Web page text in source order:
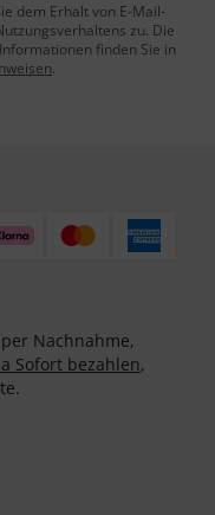
dem Erhalt von E-Mail-
zu. Die
finden Sie in
.
Nachnahme,
Sofort bezahlen,